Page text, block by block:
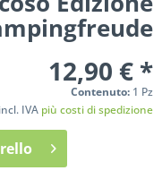
12,90 € *
Contenuto: 1 Pz
incl. IVA più costi di spedizione